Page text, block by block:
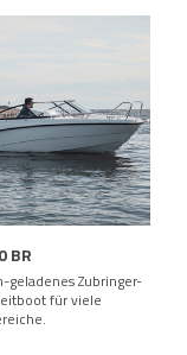
BR
geladenes Zubringer-
für viele